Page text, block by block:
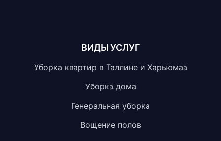
ВИДЫ УСЛУГ
Уборка квартир в Таллине и Харьюмаа
Уборка дома
Генеральная уборка
Вощение полов